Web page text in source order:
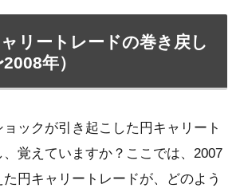
リートレードの巻き戻し
年）
ックが引き起こした円キャリート
覚えていますか？ここでは、2007
円キャリートレードが、どのよう